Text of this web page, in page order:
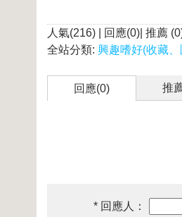
人氣(216) | 回應(0)| 推薦 (0
全站分類: 興趣嗜好(收藏
回應(0) 推
* 回應人：